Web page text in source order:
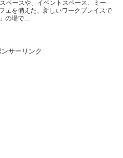
ペースや、イベントスペース、ミー
ェを備えた、新しいワークプレイスで
の場で...
ンサーリンク